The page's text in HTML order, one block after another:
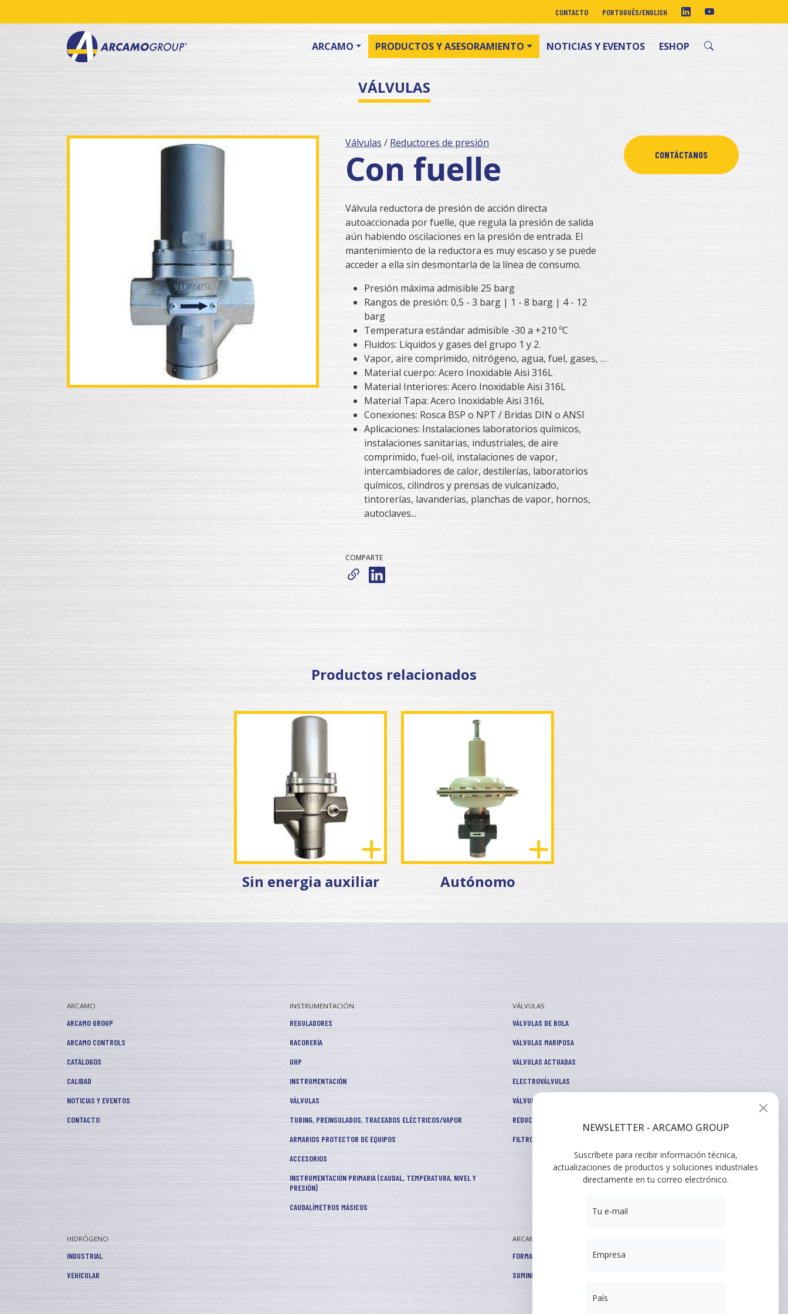
CONTACTO PORTUGUÊS/ENGLISH
ARCAMO PRODUCTOS Y ASESORAMIENTO NOTICIAS Y EVENTOS ESHOP
VÁLVULAS
Válvulas / Reductores de presión
Con fuelle
Válvula reductora de presión de acción directa
autoaccionada por fuelle, que regula la presión de salida
aún habiendo oscilaciones en la presión de entrada. El
mantenimiento de la reductora es muy escaso y se puede
acceder a ella sin desmontarla de la línea de consumo.
Presión máxima admisible 25 barg
Rangos de presión: 0,5 - 3 barg | 1 - 8 barg | 4 - 12
barg
Temperatura estándar admisible -30 a +210 ºC
Fluidos: Líquidos y gases del grupo 1 y 2.
Vapor, aire comprimido, nitrógeno, agua, fuel, gases, …
Material cuerpo: Acero Inoxidable Aisi 316L
Material Interiores: Acero Inoxidable Aisi 316L
Material Tapa: Acero Inoxidable Aisi 316L
Conexiones: Rosca BSP o NPT / Bridas DIN o ANSI
Aplicaciones: Instalaciones laboratorios químicos,
instalaciones sanitarias, industriales, de aire
comprimido, fuel-oil, instalaciones de vapor,
intercambiadores de calor, destilerías, laboratorios
químicos, cilindros y prensas de vulcanizado,
tintorerías, lavanderías, planchas de vapor, hornos,
autoclaves...
COMPARTE
CONTÁCTANOS
Productos relacionados
Sin energia auxiliar Autónomo
ARCAMO
ARCAMO GROUP
ARCAMO CONTROLS
CATÁLOGOS
CALIDAD
NOTICIAS Y EVENTOS
CONTACTO
INSTRUMENTACIÓN
REGULADORES
RACORERÍA
UHP
INSTRUMENTACIÓN
VÁLVULAS
TUBING, PREINSULADOS, TRACEADOS ELÉCTRICOS/VAPOR
ARMARIOS PROTECTOR DE EQUIPOS
ACCESORIOS
INSTRUMENTACIÓN PRIMARIA (CAUDAL, TEMPERATURA, NIVEL Y
PRESIÓN)
CAUDALÍMETROS MÁSICOS
VÁLVULAS
VÁLVULAS DE BOLA
VÁLVULAS MARIPOSA
VÁLVULAS ACTUADAS
ELECTROVÁLVULAS
VÁLVULAS DE CONTROL
REDUCTORES DE PRESIÓN
FILTROS Y ACCESORIOS
HIDRÓGENO
INDUSTRIAL
VEHICULAR
ARCAMO
FORMACIONES
SUMINISTRO A INGENIERÍA
NEWSLETTER - ARCAMO GROUP
Suscríbete para recibir información técnica,
actualizaciones de productos y soluciones industriales
directamente en tu correo electrónico.
Tu e-mail
Empresa
País